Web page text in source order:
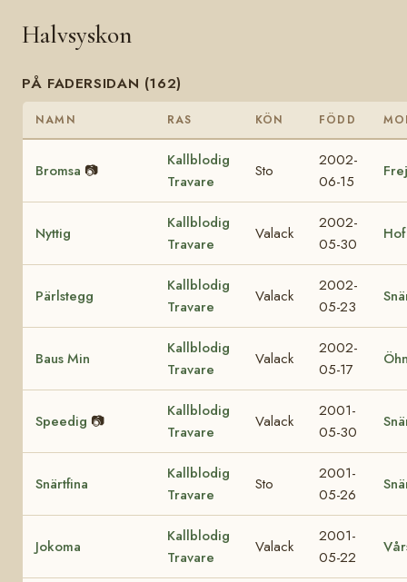
Halvsyskon
PÅ FADERSIDAN (162)
NAMN RAS KÖN FÖDD
Bromsa 📷
Kallblodig
Travare
Sto
2002-
06-15
Nyttig
Kallblodig
Travare
Valack
2002-
05-30
Pärlstegg
Kallblodig
Travare
Valack
2002-
05-23
Baus Min
Kallblodig
Travare
Valack
2002-
05-17
Speedig 📷
Kallblodig
Travare
Valack
2001-
05-30
Snärtfina
Kallblodig
Travare
Sto
2001-
05-26
Jokoma
Kallblodig
Travare
Valack
2001-
05-22